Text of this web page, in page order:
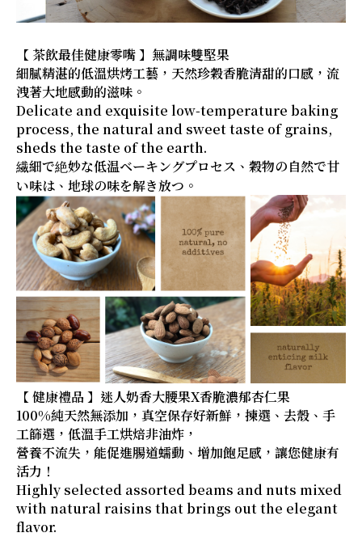
【 茶飲最佳健康零嘴 】無調味雙堅果
細膩精湛的低溫烘烤工藝，天然珍穀香脆清甜的口感，流
洩著大地感動的滋味。
Delicate and exquisite low-temperature baking
process, the natural and sweet taste of grains,
sheds the taste of the earth.
繊細で絶妙な低温ベーキングプロセス、穀物の自然で甘
い味は、地球の味を解き放つ。
【 健康禮品 】迷人奶香大腰果X香脆濃郁杏仁果
100%純天然無添加，真空保存好新鮮，揀選、去殼、手
工篩選，低溫手工烘焙非油炸，
營養不流失，能促進腸道蠕動、增加飽足感，讓您健康有
活力！
Highly selected assorted beams and nuts mixed
with natural raisins that brings out the elegant
flavor.